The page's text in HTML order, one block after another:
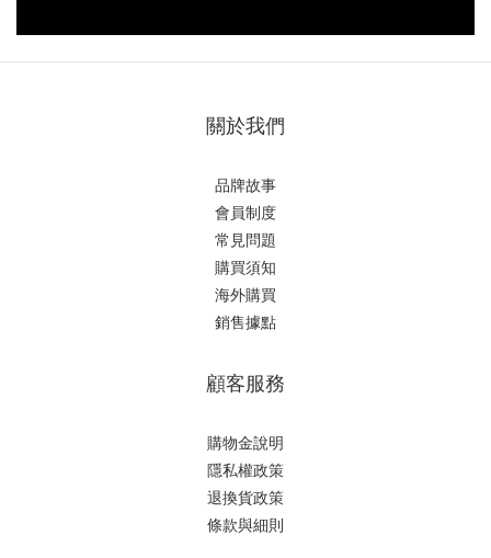
關於我們
品牌故事
會員制度
常見問題
購買須知
海外購買
銷售據點
顧客服務
購物金說明
隱私權政策
退換貨政策
條款與細則